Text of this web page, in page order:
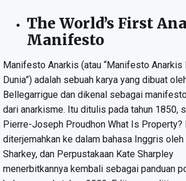
The World’s First
Manifesto
Manifesto Anarkis (atau “Manifesto Anarkis
Dunia”) adalah sebuah karya yang dibuat
Bellegarrigue dan dikenal sebagai
dari anarkisme. Itu ditulis pada tahun 1850,
Pierre-Joseph Proudhon What Is Property?
diterjemahkan ke dalam bahasa Inggris oleh
Sharkey, dan Perpustakaan Kate Sharpley
menerbitkannya kembali sebagai panduan